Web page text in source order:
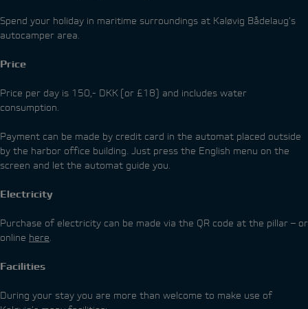
Spend your holiday in maritime surroundings at Kaløvig Bådelaug’s
autocamper area.
Price
Price per day is 150,- DKK (or £18) and includes water
consumption.
Payment can be made by credit card in the automat placed outside
by the harbor office building. Just press the English menu on the
screen and let the automat guide you.
Electricity
Purchase of electricity can be made via the QR code at the pillar – or
online here.
Facilities
During your stay you are more than welcome to make use of